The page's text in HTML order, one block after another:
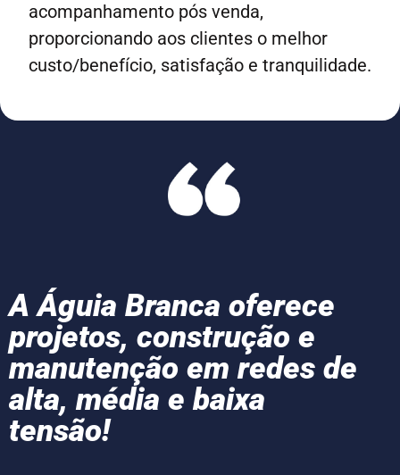
acompanhamento pós venda,
proporcionando aos clientes o melhor
custo/benefício, satisfação e tranquilidade.
A Águia Branca oferece
projetos, construção e
manutenção em redes de
alta, média e baixa
tensão!